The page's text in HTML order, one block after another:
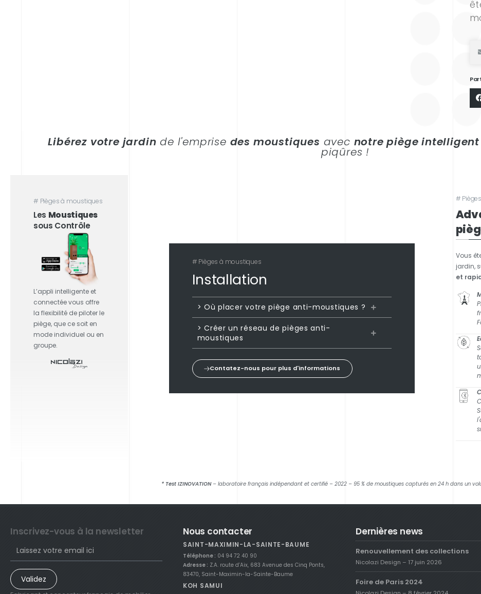
Libérez votre jardin de l'emprise des moustiques avec notre piège intelligent
piqûres !
# Pièges à moustiques
Les Moustiques
sous Contrôle
L’appli intelligente et
connectée vous offre
la flexibilité de piloter le
piège, que ce soit en
mode individuel ou en
groupe.
# Pièges à moustiques
Installation
> Où placer votre piège anti-moustiques ?
> Créer un réseau de pièges anti-
moustiques
Contatez-nous pour plus d'informations
#
Vous
jardin,
et
* Test IZINOVATION– laboratoire français indépendant et certifié – 2022 – 95 % de moustiques capturés en 24 h dans un
Inscrivez-vous à la newsletter
Validez
Nous contacter
SAINT-MAXIMIN-LA-SAINTE-BAUME
Téléphone : 04 94 72 40 90
Adresse : Z.A. route d’Aix, 683 Avenue des Cinq Ponts,
83470, Saint-Maximin-la-Sainte-Baume
KOH SAMUI
Dernières news
Renouvellement des collections
Nicolazi Design – 17 juin 2026
Foire de Paris 2024